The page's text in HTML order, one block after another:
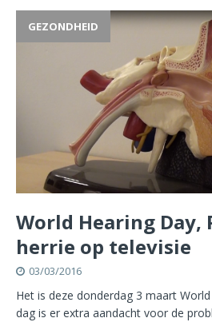
GEZONDHEID
World Hearing Day,
herrie op televisie
03/03/2016
Het is deze donderdag 3 maart
dag is er extra aandacht voor de